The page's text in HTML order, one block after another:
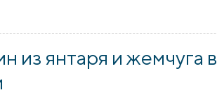
из янтаря и жемчуга в